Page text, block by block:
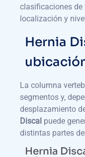
clasificaciones de
localización y
Hernia
La columna
segmentos y,
desplazamiento
Discal puede
distintas partes
Hernia